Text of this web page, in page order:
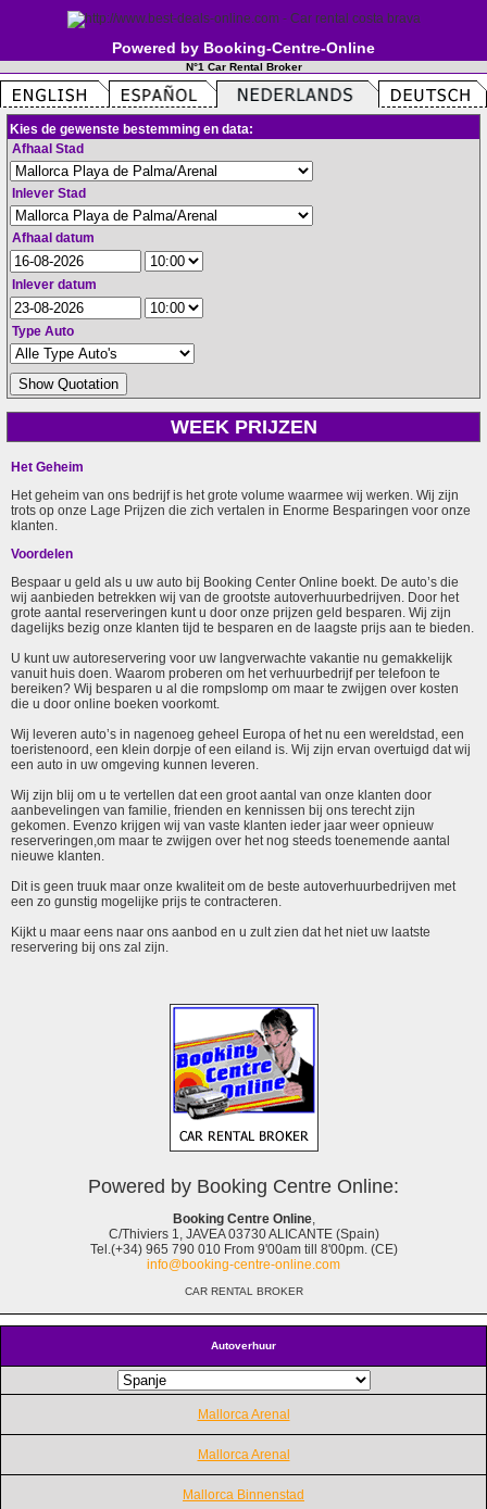
Powered by Booking-Centre-Online
N°1 Car Rental Broker
Autoverhuur
Mallorca Arenal
Mallorca Arenal
Mallorca Binnenstad
Kies de gewenste bestemming en data:
Afhaal Stad
Inlever Stad
Afhaal datum
Inlever datum
Type Auto
WEEK PRIJZEN
Het Geheim
Het geheim van ons bedrijf is het grote volume waarmee wij werken. Wij zijn
trots op onze Lage Prijzen die zich vertalen in Enorme Besparingen voor onze
klanten.
Voordelen
Bespaar u geld als u uw auto bij Booking Center Online boekt. De auto’s die
wij aanbieden betrekken wij van de grootste autoverhuurbedrijven. Door het
grote aantal reserveringen kunt u door onze prijzen geld besparen. Wij zijn
dagelijks bezig onze klanten tijd te besparen en de laagste prijs aan te bieden.
U kunt uw autoreservering voor uw langverwachte vakantie nu gemakkelijk
vanuit huis doen. Waarom proberen om het verhuurbedrijf per telefoon te
bereiken? Wij besparen u al die rompslomp om maar te zwijgen over kosten
die u door online boeken voorkomt.
Wij leveren auto’s in nagenoeg geheel Europa of het nu een wereldstad, een
toeristenoord, een klein dorpje of een eiland is. Wij zijn ervan overtuigd dat wij
een auto in uw omgeving kunnen leveren.
Wij zijn blij om u te vertellen dat een groot aantal van onze klanten door
aanbevelingen van familie, frienden en kennissen bij ons terecht zijn
gekomen. Evenzo krijgen wij van vaste klanten ieder jaar weer opnieuw
reserveringen,om maar te zwijgen over het nog steeds toenemende aantal
nieuwe klanten.
Dit is geen truuk maar onze kwaliteit om de beste autoverhuurbedrijven met
een zo gunstig mogelijke prijs te contracteren.
Kijkt u maar eens naar ons aanbod en u zult zien dat het niet uw laatste
reservering bij ons zal zijn.
Powered by Booking Centre Online:
Booking Centre Online,
C/Thiviers 1, JAVEA 03730 ALICANTE (Spain)
Tel.(+34) 965 790 010 From 9'00am till 8'00pm. (CE)
info@booking-centre-online.com
CAR RENTAL BROKER